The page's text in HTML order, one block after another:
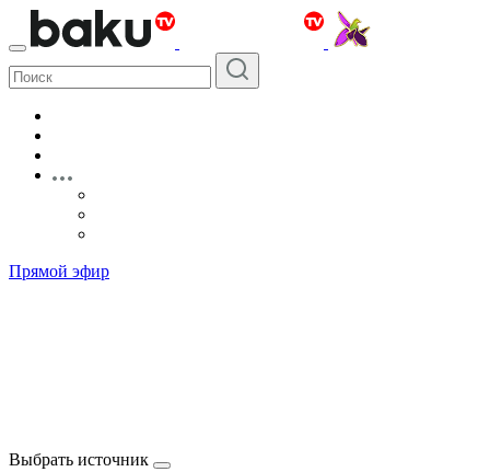
Прямой эфир
Выбрать источник